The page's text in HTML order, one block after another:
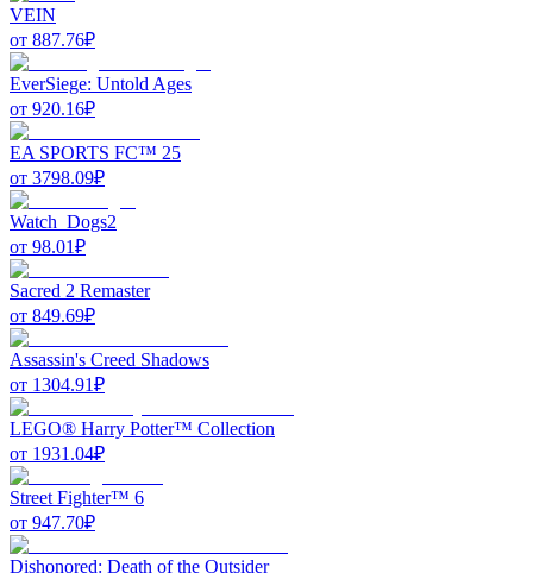
VEIN
от 887.76₽
EverSiege: Untold Ages
от 920.16₽
EA SPORTS FC™ 25
от 3798.09₽
Watch_Dogs2
от 98.01₽
Sacred 2 Remaster
от 849.69₽
Assassin's Creed Shadows
от 1304.91₽
LEGO® Harry Potter™ Collection
от 1931.04₽
Street Fighter™ 6
от 947.70₽
Dishonored: Death of the Outsider